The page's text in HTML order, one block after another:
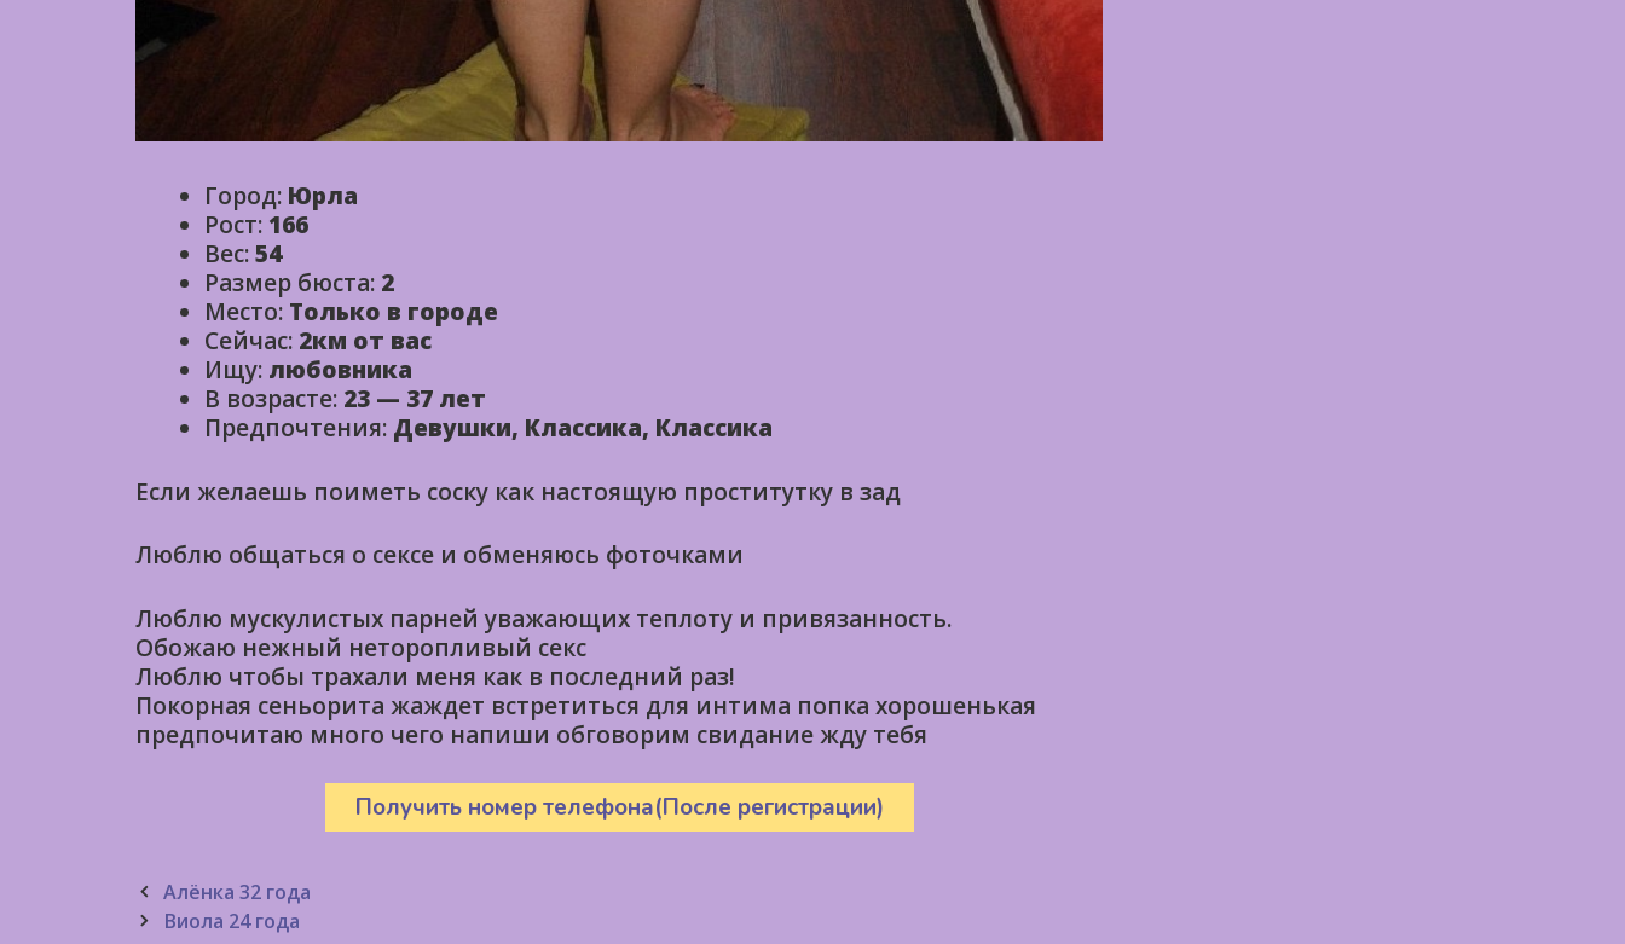
Город: Юрла
Рост: 166
Вес:54
Размер бюста: 2
Место: Только в городе
Сейчас: 2км от вас
Ищу: любовника
В возрасте: 23 — 37 лет
Предпочтения: Девушки, Классика, Классика
Если желаешь поиметь соску как настоящую проститутку в зад
Люблю общаться о сексе и обменяюсь фоточками
Люблю мускулистых парней уважающих теплоту и привязанность.
Обожаю нежный неторопливый секс
Люблю чтобы трахали меня как в последний раз!
Покорная сеньорита жаждет встретиться для интима попка хорошенькая
предпочитаю много чего напиши обговорим свидание жду тебя
Получить номер телефона(После регистрации)
Post
navigation
Алёнка 32 года
Виола 24 года